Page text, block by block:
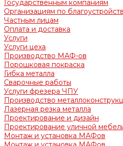
Государственным компаниям
Организациям по
Частным лицам
Оплата и доставка
Услуги
Услуги цеха
Производство МАФ-ов
Порошковая покраска
Гибка металла
Сварочные работы
Услуги фрезера ЧПУ
Производство
Лазерная резка металла
Проектирование и дизайн
Проектирование уличной
Монтаж и установка МАФов